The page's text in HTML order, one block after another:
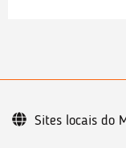
Sites locais do